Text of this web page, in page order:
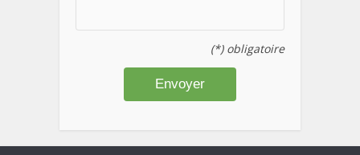
(*) obligatoire